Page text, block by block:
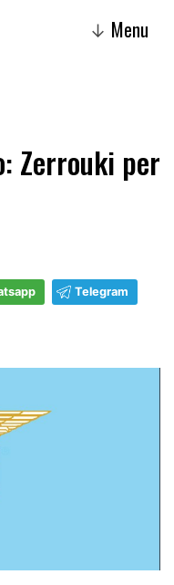
↓ Menu
Zerrouki per
Telegram